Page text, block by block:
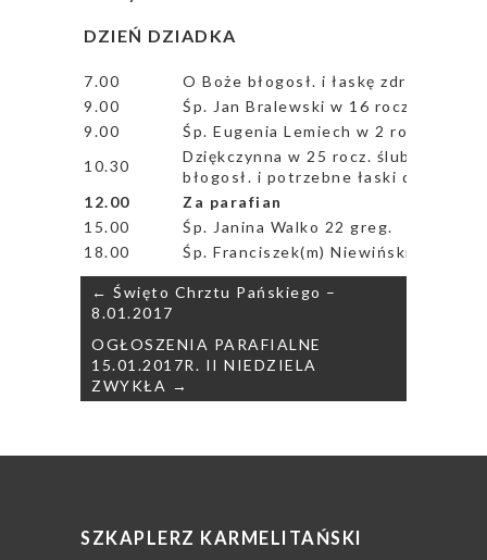
DZIEŃ DZIADKA
7.00
O Boże błogosł. i łaskę zdrowia
9.00
Śp. Jan Bralewski w 16 rocz. śmierci
9.00
Śp. Eugenia Lemiech w 2 rocz.
10.30
Dziękczynna w 25 rocz. ślubu
błogosł. i potrzebne łaski dla
12.00
Za parafian
15.00
Śp. Janina Walko 22 greg.
18.00
Śp. Franciszek(m) Niewiński w 4
Nawigacja
wpisu
← Święto Chrztu Pańskiego –
8.01.2017
OGŁOSZENIA PARAFIALNE
15.01.2017R. II NIEDZIELA
ZWYKŁA →
SZKAPLERZ KARMELITAŃSKI